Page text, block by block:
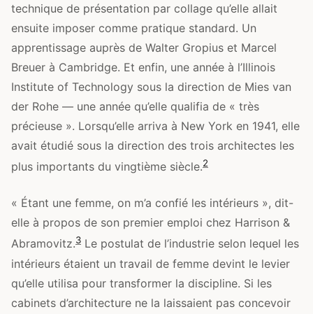
technique de présentation par collage qu’elle allait
ensuite imposer comme pratique standard. Un
apprentissage auprès de Walter Gropius et Marcel
Breuer à Cambridge. Et enfin, une année à l’Illinois
Institute of Technology sous la direction de Mies van
der Rohe — une année qu’elle qualifia de « très
précieuse ». Lorsqu’elle arriva à New York en 1941, elle
avait étudié sous la direction des trois architectes les
plus importants du vingtième siècle.2
« Étant une femme, on m’a confié les intérieurs », dit-
elle à propos de son premier emploi chez Harrison &
Abramovitz.3 Le postulat de l’industrie selon lequel les
intérieurs étaient un travail de femme devint le levier
qu’elle utilisa pour transformer la discipline. Si les
cabinets d’architecture ne la laissaient pas concevoir